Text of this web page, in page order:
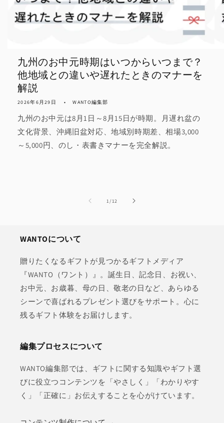
九州のお中元時期はいつからいつまで？
他地域との違いや遅れたときのマナーを
解説
2026年6月29日 WANTO編集部
九州のお中元は8月1日～8月15日が時期。月遅れ盆の
文化背景、沖縄旧盆対応、地域別時期差、相場3,000
～5,000円、のし・表書きマナーを完全解説。
1/の
12
WANTOについて
贈りたくなるギフトが見つかるギフトメディア
『WANTO（ワント）』。誕生日、記念日、お祝い、
お中元、お歳暮、母の日、敬老の日など、あらゆる
シーンで喜ばれるプレゼント選びをサポート。心に
残るギフト体験をお届けします。
編集プロセスについて
WANTO編集部では、ギフトに関する知識やギフト選
びに役立つコンテンツを「やさしく」「わかりやす
く」「正確に」お伝えすることを心がけています。